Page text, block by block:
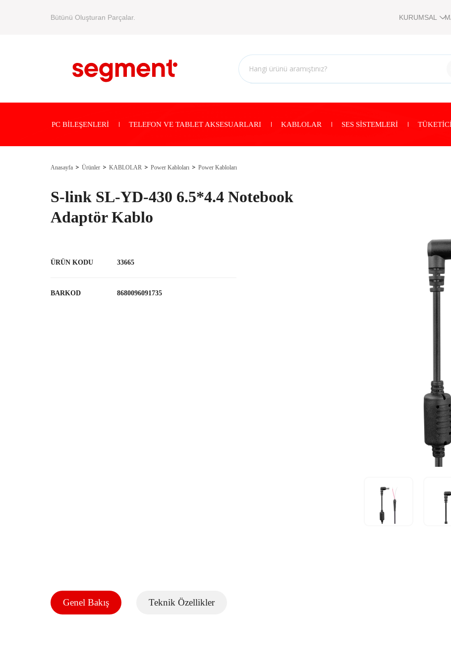
Bütünü Oluşturan Parçalar. KURUMSAL
PC BİLEŞENLERİ TELEFON VE TABLET AKSESUARLARI KABLOLAR SES SİSTEMLERİ
Anasayfa Ürünler KABLOLAR Power Kabloları Power Kabloları
S-link SL-YD-430 6.5*4.4 Notebook
Adaptör Kablo
ÜRÜN KODU 33665
BARKOD 8680096091735
Genel Bakış Teknik Özellikler